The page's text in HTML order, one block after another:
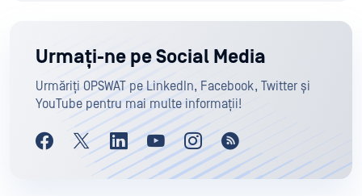
Urmați-ne pe Social Media
Urmăriți OPSWAT pe LinkedIn, Facebook, Twitter și
YouTube pentru mai multe informații!